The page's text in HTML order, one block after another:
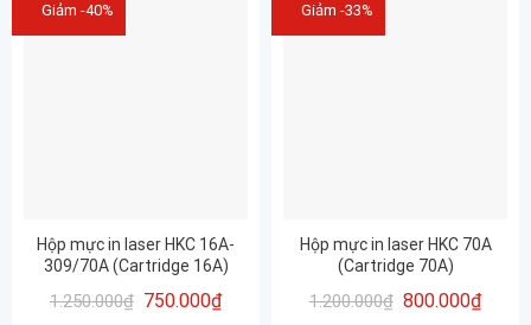
Giảm -40%
Hộp mực in laser HKC 16A-
309/70A (Cartridge 16A)
1.250.000₫ 750.000₫
Giảm -33%
Hộp mực in laser HKC 70A
(Cartridge 70A)
1.200.000₫ 800.000₫